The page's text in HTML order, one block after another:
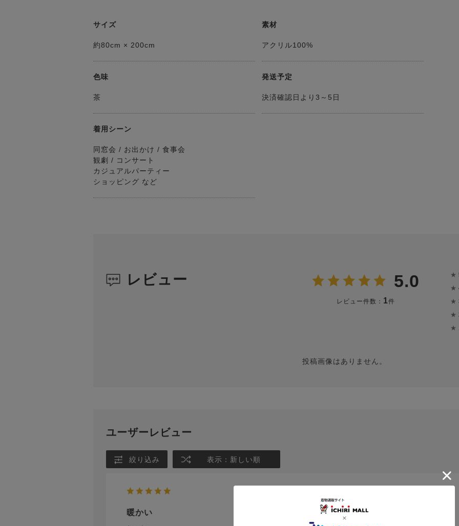
サイズ
約80cm × 200cm
素材
アクリル100%
色味
茶
発送予定
決済確認日より3～5日
着用シーン
同窓会 / お出かけ / 食事会
観劇 / コンサート
カジュアルパーティー
ショッピング など
レビュー 5.0
レビュー件数： 1件
★
★
★
★
★
投稿画像はありません。
ユーザーレビュー
絞り込み 表示：新しい順
暖かい